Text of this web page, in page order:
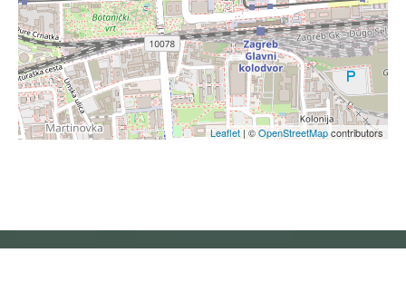
Leaflet| ©OpenStreetMapcontributors